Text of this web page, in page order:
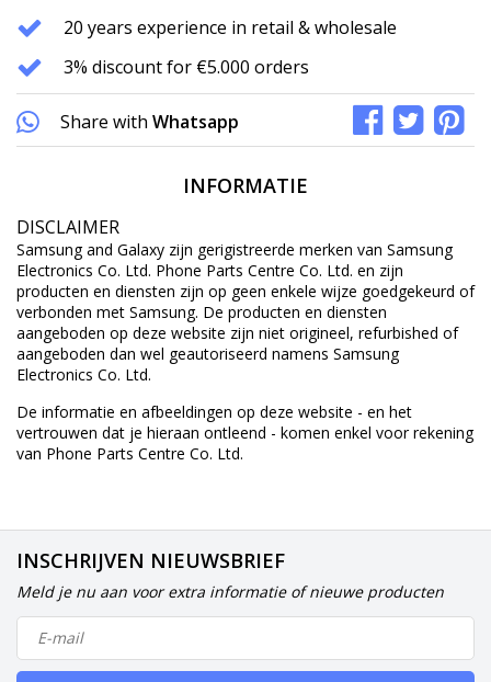
20 years experience in retail & wholesale
3% discount for €5.000 orders
Share with Whatsapp
INFORMATIE
DISCLAIMER
Samsung and Galaxy zijn gerigistreerde merken van Samsung
Electronics Co. Ltd. Phone Parts Centre Co. Ltd. en zijn
producten en diensten zijn op geen enkele wijze goedgekeurd of
verbonden met Samsung. De producten en diensten
aangeboden op deze website zijn niet origineel, refurbished of
aangeboden dan wel geautoriseerd namens Samsung
Electronics Co. Ltd.
De informatie en afbeeldingen op deze website - en het
vertrouwen dat je hieraan ontleend - komen enkel voor rekening
van Phone Parts Centre Co. Ltd.
INSCHRIJVEN NIEUWSBRIEF
Meld je nu aan voor extra informatie of nieuwe producten